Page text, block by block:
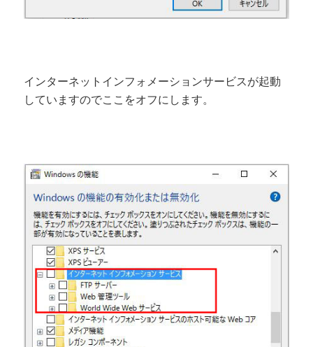
インターネットインフォメーションサービスが起動
していますのでここをオフにします。